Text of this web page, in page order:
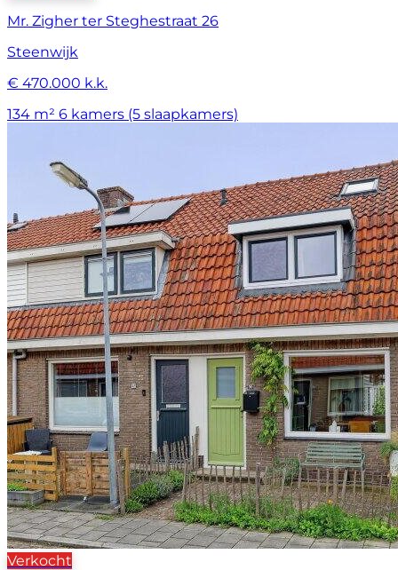
Mr. Zigher ter Steghestraat 26
Steenwijk
€ 470.000 k.k.
134 m² 6 kamers (5 slaapkamers)
Verkocht